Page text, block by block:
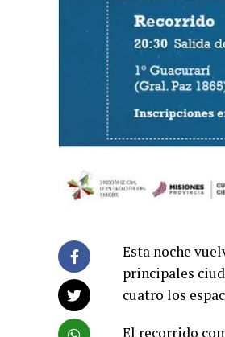
Esta noche
principales
cuatro los
El recorrido